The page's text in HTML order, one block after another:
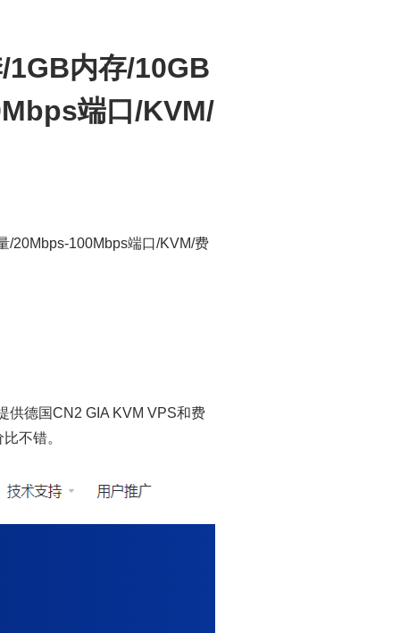
内存/10GB
端口/KVM/
/20Mbps-100Mbps端口/KVM/费
供德国CN2 GIA KVM VPS和费
不错。